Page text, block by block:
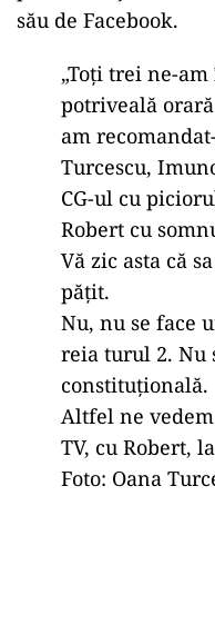
său de Facebook.
„Toți trei ne-
potriveală
am
Turcescu,
CG-ul cu
Robert cu
Vă zic asta că
pățit.
Nu, nu se face
reia turul 2. Nu
constituțională.
Altfel ne
TV, cu Robert,
Foto: Oana